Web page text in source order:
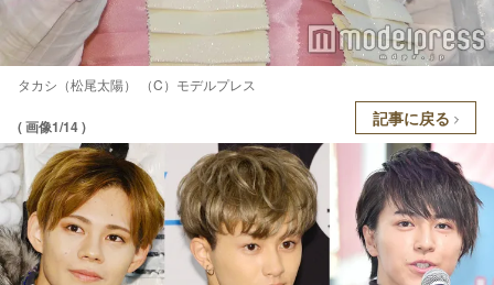
タカシ（松尾太陽） （C）モデルプレス
( 画像1/14 ) 記事に戻る